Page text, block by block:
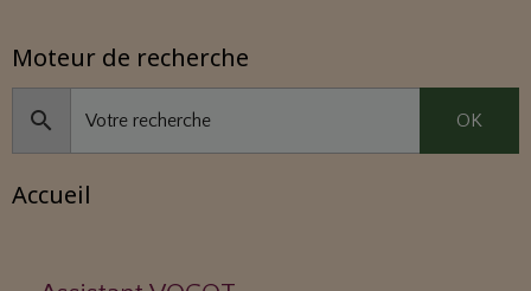
Moteur de recherche
OK
Accueil